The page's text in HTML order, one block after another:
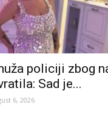
policiji zbog
Sad je...
6, 2026